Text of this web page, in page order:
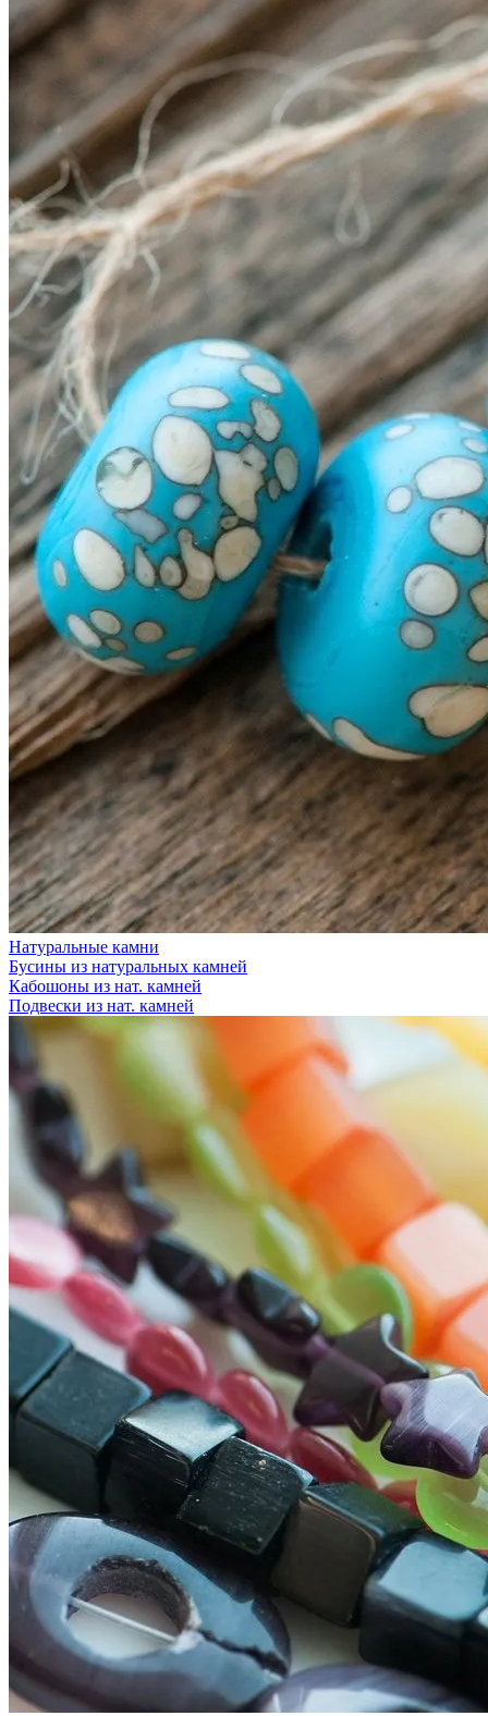
Натуральные камни
Бусины из натуральных камней
Кабошоны из нат. камней
Подвески из нат. камней